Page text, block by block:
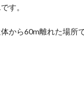
す。
から60m離れた場所